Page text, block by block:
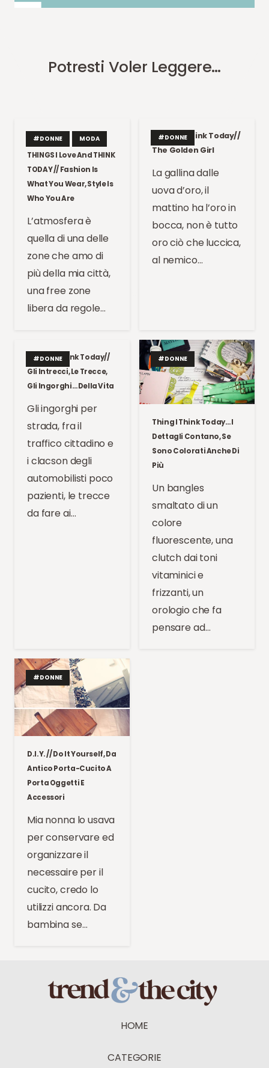
Potresti Voler Leggere…
#DONNE MODA
THINGS I Love And THINK
TODAY // Fashion Is
What You Wear, Style Is
Who You Are
L’atmosfera è
quella di una delle
zone che amo di
più della mia città,
una free zone
libera da regole…
#DONNE
Things I Think Today//
The Golden Girl
La gallina dalle
uova d’oro, il
mattino ha l’oro in
bocca, non è tutto
oro ciò che luccica,
al nemico…
#DONNE
Things I Think Today//
Gli Intrecci, Le Trecce,
Gli Ingorghi… Della Vita
Gli ingorghi per
strada, fra il
traffico cittadino e
i clacson degli
automobilisti poco
pazienti, le trecce
da fare ai…
#DONNE
Thing I Think Today… I
Dettagli Contano, Se
Sono Colorati Anche Di
Più
Un bangles
smaltato di un
colore
fluorescente, una
clutch dai toni
vitaminici e
frizzanti, un
orologio che fa
pensare ad…
#DONNE
D.I.Y. // Do It Yourself, Da
Antico Porta-Cucito A
Porta Oggetti E
Accessori
Mia nonna lo usava
per conservare ed
organizzare il
necessaire per il
cucito, credo lo
utilizzi ancora. Da
bambina se…
HOME
CATEGORIE